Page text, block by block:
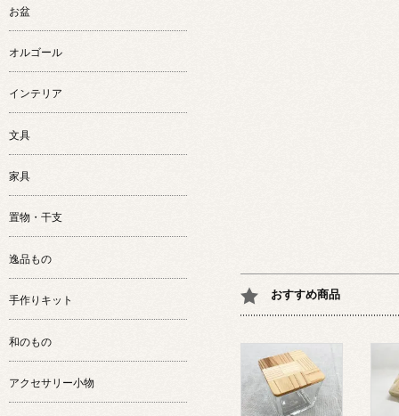
おすすめ商品
お盆
オルゴール
インテリア
文具
家具
置物・干支
逸品もの
手作りキット
和のもの
アクセサリー小物